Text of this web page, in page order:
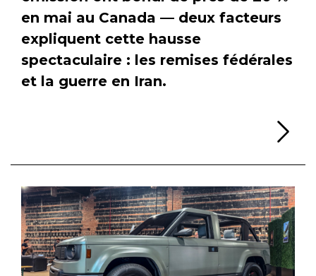
en mai au Canada — deux facteurs
expliquent cette hausse
spectaculaire : les remises fédérales
et la guerre en Iran.